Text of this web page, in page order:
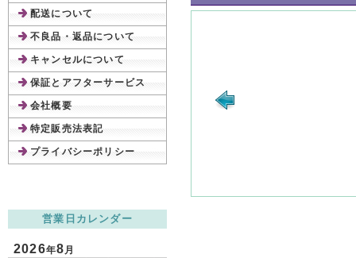
配送について
不良品・返品について
キャンセルについて
保証とアフターサービス
会社概要
特定販売法表記
プライバシーポリシー
営業日カレンダー
2026年8月